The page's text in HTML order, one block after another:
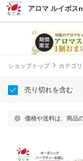
アロマ ルイボス
ショップトップ カテゴ
売り切れを含む
価格や送料は、商品